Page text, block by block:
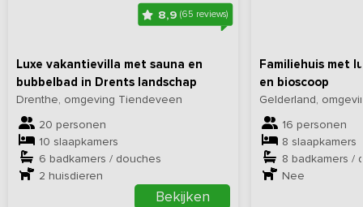
8,9 (65 reviews)
Luxe vakantievilla met sauna en
bubbelbad in Drents landschap
Drenthe, omgeving Tiendeveen
20 personen
10 slaapkamers
6 badkamers / douches
2 huisdieren
Bekijken
Familiehuis met
en bioscoop
Gelderland,
16 personen
8 slaapkamers
8 badkamers /
Nee